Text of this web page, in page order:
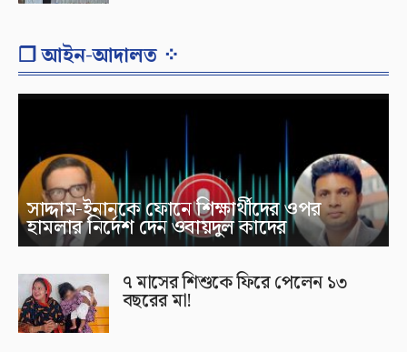
❐ আইন-আদালত ⁘
সাদ্দাম-ইনানকে ফোনে শিক্ষার্থীদের ওপর
হামলার নির্দেশ দেন ওবায়দুল কাদের
৭ মাসের শিশুকে ফিরে পেলেন ১৩
বছরের মা!